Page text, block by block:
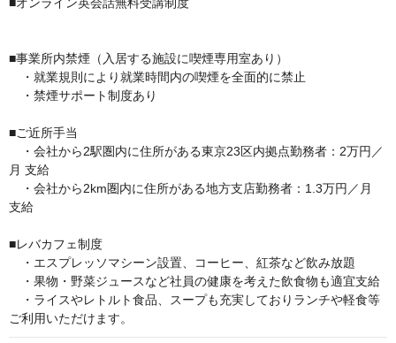
■事業所内禁煙（入居する施設に喫煙専用室あり）
・就業規則により就業時間内の喫煙を全面的に禁止
・禁煙サポート制度あり
■ご近所手当
・会社から2駅圏内に住所がある東京23区内拠点勤務者：2万円／
月 支給
・会社から2km圏内に住所がある地方支店勤務者：1.3万円／月
支給
■レバカフェ制度
・エスプレッソマシーン設置、コーヒー、紅茶など飲み放題
・果物・野菜ジュースなど社員の健康を考えた飲食物も適宜支給
・ライスやレトルト食品、スープも充実しておりランチや軽食等
ご利用いただけます。